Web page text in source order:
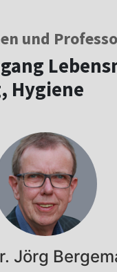
und
Hygiene
Jörg